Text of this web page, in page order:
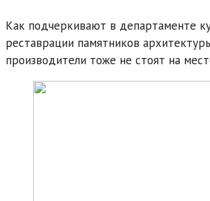
Как подчеркивают в департаменте
реставрации памятников
производители тоже не стоят на